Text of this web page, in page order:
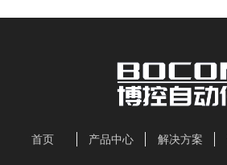
首页 产品中心 解决方案